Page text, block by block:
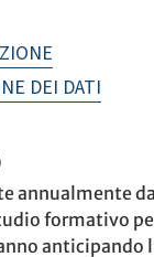
DEI DATI
annualmente
formativo